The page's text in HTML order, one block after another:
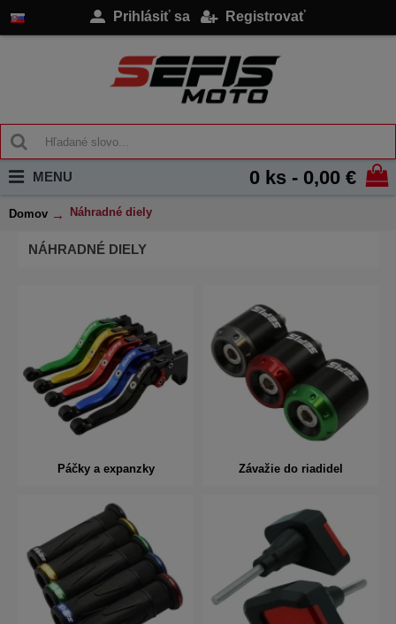
Prihlásiť sa Registrovať
0 ks - 0,00 €
MENU
Domov Náhradné diely
NÁHRADNÉ DIELY
Páčky a expanzky Závažie do riadidel